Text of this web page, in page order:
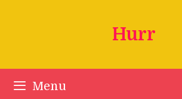
Hurr
Menu